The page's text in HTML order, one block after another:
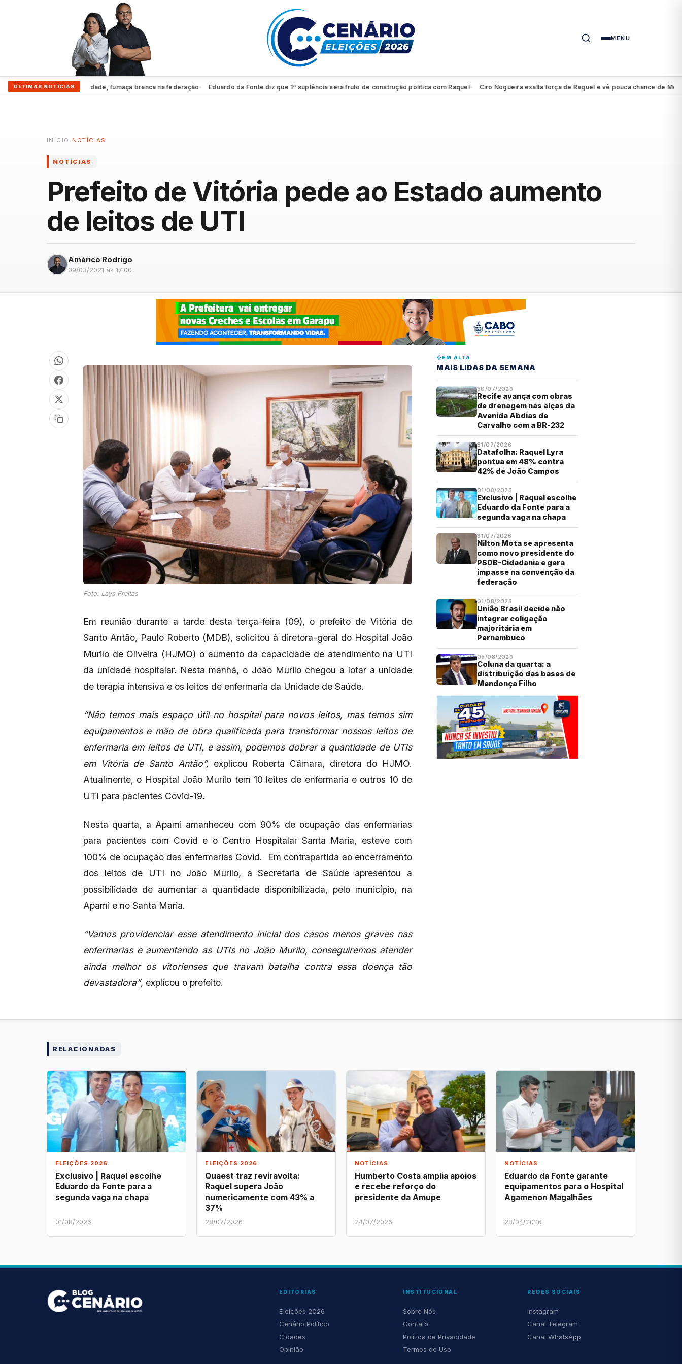
MENU
ÚLTIMAS NOTÍCIAS
| Por unanimidade, fumaça branca na federação● Eduardo da Fonte diz que 1ª suplência será fruto de construção política com Raquel● Ciro Nogueira exalta força de Raquel e vê pouca chance de Mendonça
INÍCIO ›NOTÍCIAS
NOTÍCIAS
Prefeito de Vitória pede ao Estado aumento
de leitos de UTI
Américo Rodrigo
09/03/2021 às 17:00
Foto: Lays Freitas
Em reunião durante a tarde desta terça-feira (09), o prefeito de Vitória de
Santo Antão, Paulo Roberto (MDB), solicitou à diretora-geral do Hospital João
Murilo de Oliveira (HJMO) o aumento da capacidade de atendimento na UTI
da unidade hospitalar. Nesta manhã, o João Murilo chegou a lotar a unidade
de terapia intensiva e os leitos de enfermaria da Unidade de Saúde.
“Não temos mais espaço útil no hospital para novos leitos, mas temos sim
equipamentos e mão de obra qualificada para transformar nossos leitos de
enfermaria em leitos de UTI, e assim, podemos dobrar a quantidade de UTIs
em Vitória de Santo Antão”, explicou Roberta Câmara, diretora do HJMO.
Atualmente, o Hospital João Murilo tem 10 leites de enfermaria e outros 10 de
UTI para pacientes Covid-19.
Nesta quarta, a Apami amanheceu com 90% de ocupação das enfermarias
para pacientes com Covid e o Centro Hospitalar Santa Maria, esteve com
100% de ocupação das enfermarias Covid. Em contrapartida ao encerramento
dos leitos de UTI no João Murilo, a Secretaria de Saúde apresentou a
possibilidade de aumentar a quantidade disponibilizada, pelo município, na
Apami e no Santa Maria.
“Vamos providenciar esse atendimento inicial dos casos menos graves nas
enfermarias e aumentando as UTIs no João Murilo, conseguiremos atender
ainda melhor os vitorienses que travam batalha contra essa doença tão
devastadora”, explicou o prefeito.
EM ALTA
MAIS LIDAS DA SEMANA
30/07/2026
Recife avança com obras
de drenagem nas alças da
Avenida Abdias de
Carvalho com a BR-232
31/07/2026
Datafolha: Raquel Lyra
pontua em 48% contra
42% de João Campos
01/08/2026
Exclusivo | Raquel escolhe
Eduardo da Fonte para a
segunda vaga na chapa
31/07/2026
Nilton Mota se apresenta
como novo presidente do
PSDB-Cidadania e gera
impasse na convenção da
federação
01/08/2026
União Brasil decide não
integrar coligação
majoritária em
Pernambuco
05/08/2026
Coluna da quarta: a
distribuição das bases de
Mendonça Filho
RELACIONADAS
ELEIÇÕES 2026
Exclusivo | Raquel escolhe
Eduardo da Fonte para a
segunda vaga na chapa
01/08/2026
ELEIÇÕES 2026
Quaest traz reviravolta:
Raquel supera João
numericamente com 43% a
37%
28/07/2026
NOTÍCIAS
Humberto Costa amplia apoios
e recebe reforço do
presidente da Amupe
24/07/2026
NOTÍCIAS
Eduardo da Fonte garante
equipamentos para o Hospital
Agamenon Magalhães
28/04/2026
EDITORIAS
Eleições 2026
Cenário Político
Cidades
Opinião
INSTITUCIONAL
Sobre Nós
Contato
Política de Privacidade
Termos de Uso
REDES SOCIAIS
Instagram
Canal Telegram
Canal WhatsApp